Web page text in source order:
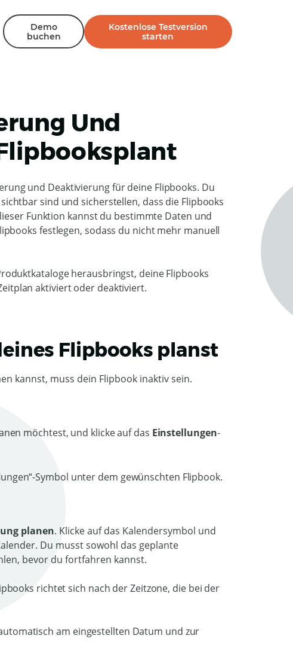
Demo
buchen
Kostenlose Testversion
starten
Und
und Deaktivierung für deine Flipbooks. Du
sind und sicherstellen, dass die Flipbooks
Funktion kannst du bestimmte Daten und
festlegen, sodass du nicht mehr manuell
herausbringst, deine Flipbooks
aktiviert oder deaktiviert.
Flipbooks planst
kannst, muss dein Flipbook inaktiv sein.
möchtest, und klicke auf das Einstellungen-
planen. Klicke auf das Kalendersymbol und
Du musst sowohl das geplante
bevor du fortfahren kannst.
richtet sich nach der Zeitzone, die bei der
am eingestellten Datum und zur